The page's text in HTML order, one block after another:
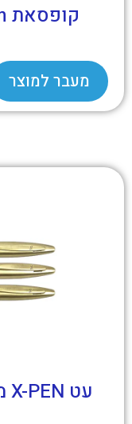
קופסאת x-pen שחורה מפוארת
מעבר למוצר